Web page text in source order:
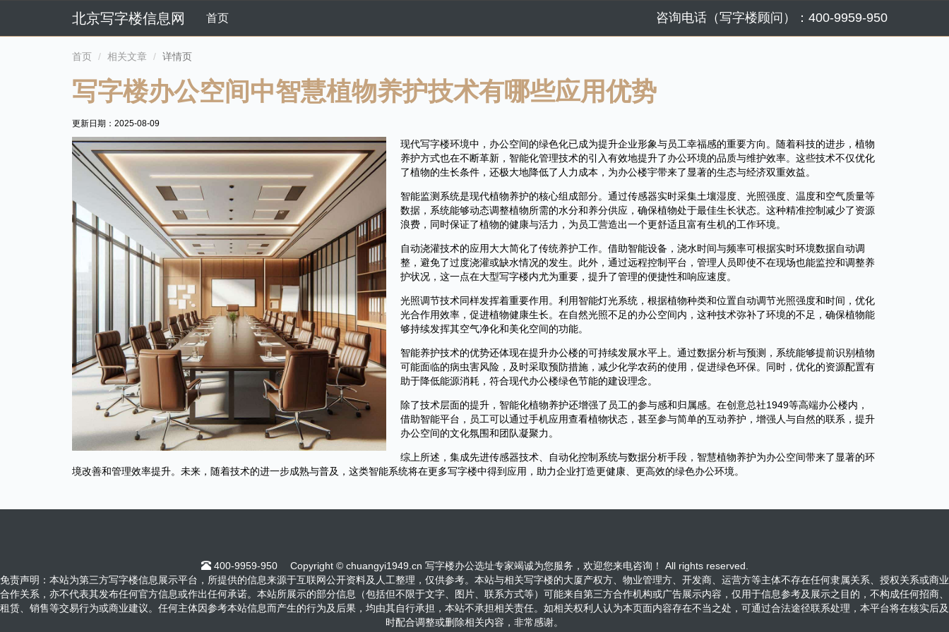
北京写字楼信息网 首页 咨询电话（写字楼顾问）：400-9959-950
首页 相关文章 详情页
写字楼办公空间中智慧植物养护技术有哪些应用优势
更新日期： 2025-08-09
现代写字楼环境中，办公空间的绿色化已成为提升企业形象与员工幸福感的重要方向。随着科技的进步，植物
养护方式也在不断革新，智能化管理技术的引入有效地提升了办公环境的品质与维护效率。这些技术不仅优化
了植物的生长条件，还极大地降低了人力成本，为办公楼宇带来了显著的生态与经济双重效益。
智能监测系统是现代植物养护的核心组成部分。通过传感器实时采集土壤湿度、光照强度、温度和空气质量等
数据，系统能够动态调整植物所需的水分和养分供应，确保植物处于最佳生长状态。这种精准控制减少了资源
浪费，同时保证了植物的健康与活力，为员工营造出一个更舒适且富有生机的工作环境。
自动浇灌技术的应用大大简化了传统养护工作。借助智能设备，浇水时间与频率可根据实时环境数据自动调
整，避免了过度浇灌或缺水情况的发生。此外，通过远程控制平台，管理人员即使不在现场也能监控和调整养
护状况，这一点在大型写字楼内尤为重要，提升了管理的便捷性和响应速度。
光照调节技术同样发挥着重要作用。利用智能灯光系统，根据植物种类和位置自动调节光照强度和时间，优化
光合作用效率，促进植物健康生长。在自然光照不足的办公空间内，这种技术弥补了环境的不足，确保植物能
够持续发挥其空气净化和美化空间的功能。
智能养护技术的优势还体现在提升办公楼的可持续发展水平上。通过数据分析与预测，系统能够提前识别植物
可能面临的病虫害风险，及时采取预防措施，减少化学农药的使用，促进绿色环保。同时，优化的资源配置有
助于降低能源消耗，符合现代办公楼绿色节能的建设理念。
除了技术层面的提升，智能化植物养护还增强了员工的参与感和归属感。在创意总社1949等高端办公楼内，
借助智能平台，员工可以通过手机应用查看植物状态，甚至参与简单的互动养护，增强人与自然的联系，提升
办公空间的文化氛围和团队凝聚力。
综上所述，集成先进传感器技术、自动化控制系统与数据分析手段，智慧植物养护为办公空间带来了显著的环
境改善和管理效率提升。未来，随着技术的进一步成熟与普及，这类智能系统将在更多写字楼中得到应用，助力企业打造更健康、更高效的绿色办公环境。
400-9959-950
Copyright © chuangyi1949.cn 写字楼办公选址专家竭诚为您服务，欢迎您来电咨询！ All rights reserved.
免责声明：本站为第三方写字楼信息展示平台，所提供的信息来源于互联网公开资料及人工整理，仅供参考。本站与相关写字楼的大厦产权方、物业管理方、开发商、运营方等主体不存在任何隶属关系、授权关系或商业
合作关系，亦不代表其发布任何官方信息或作出任何承诺。本站所展示的部分信息（包括但不限于文字、图片、联系方式等）可能来自第三方合作机构或广告展示内容，仅用于信息参考及展示之目的，不构成任何招商、
租赁、销售等交易行为或商业建议。任何主体因参考本站信息而产生的行为及后果，均由其自行承担，本站不承担相关责任。如相关权利人认为本页面内容存在不当之处，可通过合法途径联系处理，本平台将在核实后及
时配合调整或删除相关内容，非常感谢。